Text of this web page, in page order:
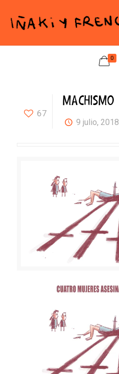
0
67
MACHISMO
9 julio, 2018